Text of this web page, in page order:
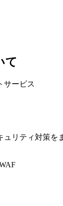
て
ュリティ対策を